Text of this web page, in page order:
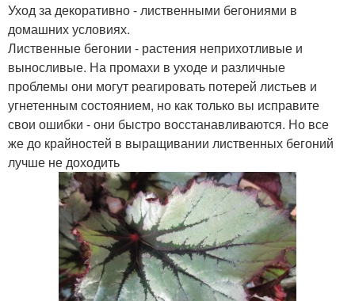
Уход за декоративно - лиственными бегониями в
домашних условиях.
Лиственные бегонии - растения неприхотливые и
выносливые. На промахи в уходе и различные
проблемы они могут реагировать потерей листьев и
угнетенным состоянием, но как только вы исправите
свои ошибки - они быстро восстанавливаются. Но все
же до крайностей в выращивании лиственных бегоний
лучше не доходить